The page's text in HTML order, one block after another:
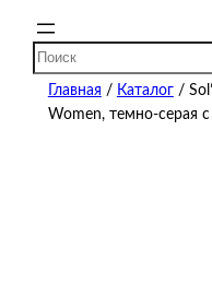
Поиск
Главная / Каталог/
Women, темно-серая